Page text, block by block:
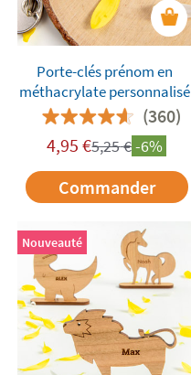
Porte-clés prénom en
méthacrylate personnalisé
(360)
4,95 €5,25€-6%
Commander
Nouveauté